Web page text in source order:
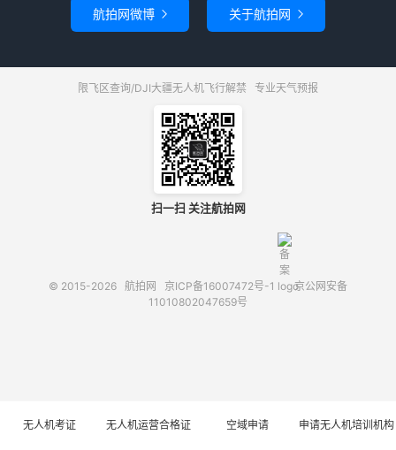
航拍网微博  关于航拍网 
限飞区查询/DJI大疆无人机飞行解禁 专业天气预报
扫一扫 关注航拍网
© 2015-2026 航拍网 京ICP备16007472号-1
京公网安备
11010802047659号
无人机考证 无人机运营合格证 空域申请 申请无人机培训机构